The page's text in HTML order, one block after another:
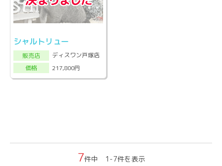
シャルトリュー
販売店
ディスワン戸塚店
価格
217,800円
7件中 1-7件を表示